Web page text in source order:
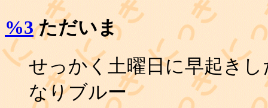
%3ただいま
せっかく土曜日に早起き
なりブルー